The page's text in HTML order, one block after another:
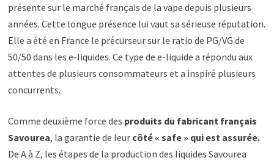
présente sur le marché français de la vape depuis plusieurs
années. Cette longue présence lui vaut sa sérieuse réputation.
Elle a été en France le précurseur sur le ratio de PG/VG de
50/50 dans les e-liquides. Ce type de e-liquide a répondu aux
attentes de plusieurs consommateurs et a inspiré plusieurs
concurrents.
Comme deuxième force des produits du fabricant français
Savourea, la garantie de leur côté « safe » qui est assurée.
De A à Z, les étapes de la production des liquides Savourea